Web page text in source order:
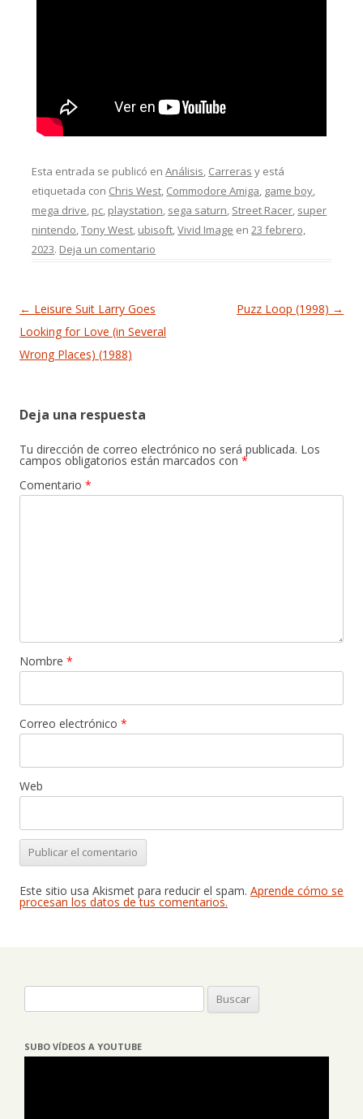
Esta entrada se publicó enAnálisis Carreras y está
etiquetada con Chris West Commodore Amiga game boy
mega drive pc playstation sega saturn Street Racer super
nintendo ,Tony West ubisoft ,Vivid Image en23 febrero,
2023. Deja un comentario
Navegación de entradas
← Leisure Suit Larry Goes
Looking for Love (in Several
Wrong Places) (1988)
Puzz Loop (1998) →
Deja una respuesta
Tu dirección de correo electrónico no será publicada. Los
campos obligatorios están marcados con *
Comentario *
Nombre *
Correo electrónico *
Web
Este sitio usa Akismet para reducir el spam. Aprende cómo se
procesan los datos de tus comentarios.
SUBO VÍDEOS A YOUTUBE